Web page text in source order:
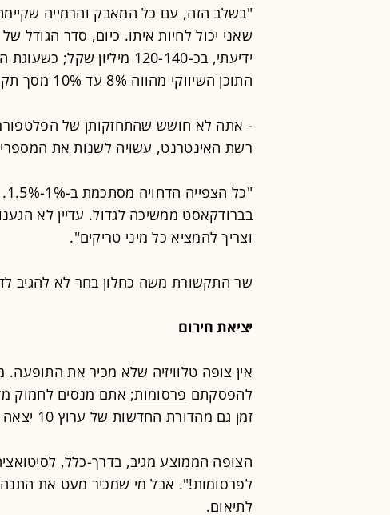
"בשלב הזה, עם כל המאבק והרמייה
שאני יכול לחיות איתו. כיום, סדר הגודל
ידיעתי, בכ-120-140
התוכן השיווקי מהווה 8% עד 10% מסך תקציב הפרסום".
רשת האינטרנט, עשויה לשנות את
בברודקאסט ממשיכה לגדול. עדיין לא
וצריך להמציא כל מיני טריקים".
שר התקשורת משה כחלון בחר לא להגיב
יציאת חירום
להפסקתם פרסומות; אתם מנסים לחמוק
זמן גם מהדורת החדשות של ערוץ 10 יצאה לברייק פרסומות.
הצופה הממוצע מגיב, בדרך-כלל,
לפרסומות!". אבל מי שמכיר מעט את
לתיאום.